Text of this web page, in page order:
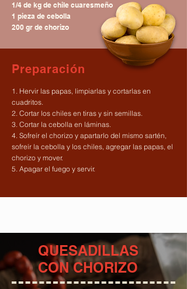
1/4 de kg de chile cuaresmeño
1 pieza de cebolla
200 gr de chorizo
Preparación
1. Hervir las papas, limpiarlas y cortarlas en
cuadritos.
2. Cortar los chiles en tiras y sin semillas.
3. Cortar la cebolla en láminas.
4. Sofreír el chorizo y apartarlo del mismo sartén,
sofreír la cebolla y los chiles, agregar las papas, el
chorizo y mover.
5. Apagar el fuego y servir.
QUESADILLAS
CON CHORIZO